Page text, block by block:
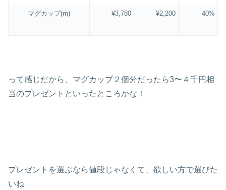
マグカップ(m) ¥3,780 ¥2,200 40%
って感じだから、マグカップ２個分だったら3〜４千円相
当のプレゼントといったところかな！
プレゼントを選ぶなら値段じゃなくて、欲しい方で選びた
いね